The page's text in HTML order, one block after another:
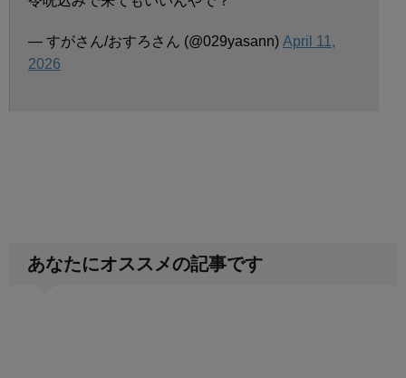
— すがさん/おすろさん (@029yasann) April 11,
2026
あなたにオススメの記事です